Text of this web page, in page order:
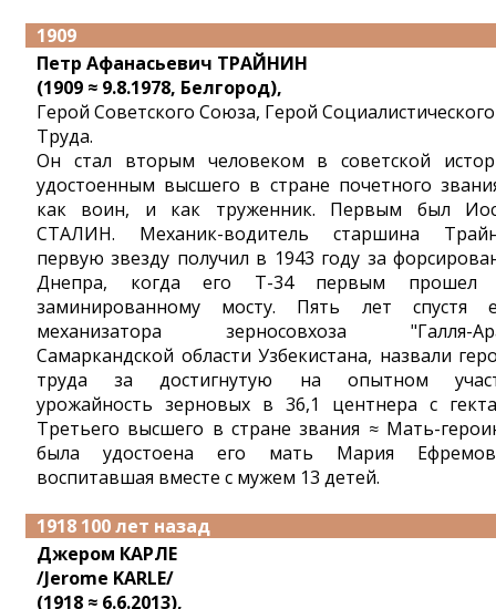
1909
Петр Афанасьевич ТРАЙНИН
(1909 ≈ 9.8.1978, Белгород),
Герой Советского Союза, Герой Социалистического
Труда.
Он стал вторым человеком в советской
удостоенным высшего в стране почетного
как воин, и как труженник. Первым был
СТАЛИН. Механик-водитель старшина
первую звезду получил в 1943 году за
Днепра, когда его Т-34 первым прошел
заминированному мосту. Пять лет спустя
механизатора зерносовхоза "Галля-
Самаркандской области Узбекистана, назвали
труда за достигнутую на опытном
урожайность зерновых в 36,1 центнера с
Третьего высшего в стране звания ≈ Мать-
была удостоена его мать Мария
воспитавшая вместе с мужем 13 детей.
1918 100 лет назад
Джером КАРЛЕ
/Jerome KARLE/
(1918 ≈ 6.6.2013),